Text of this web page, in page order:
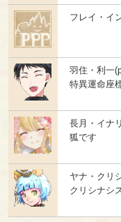
フレイ・イ
羽住・利一
特異運命座
長月・イナ
狐です
ヤナ・クリ
クリシナシ